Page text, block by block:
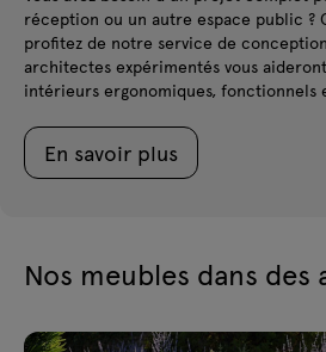
réception ou un autre espace public ?
profitez de notre service de
architectes expérimentés vous
intérieurs ergonomiques, fonctionnels
En savoir plus
Nos meubles dans des